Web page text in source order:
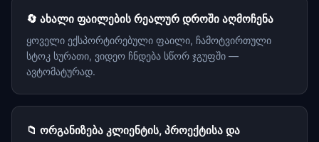
🔄 ახალი ფაილების რეალურ დროში აღმოჩენა
ყოველი ექსპორტირებული ფაილი, ჩამოტვირთული
სტოკ სურათი, ვიდეო ჩნდება სწორ ჯგუფში —
ავტომატურად.
📁 ორგანიზება კლიენტის, პროექტისა და